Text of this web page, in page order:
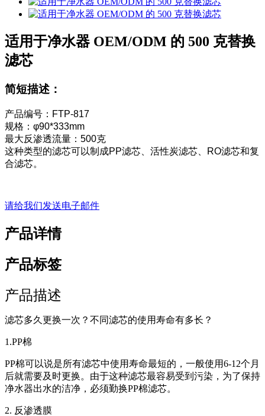
适用于净水器 OEM/ODM 的 500 克替换
滤芯
简短描述：
产品编号：FTP-817
规格：φ90*333mm
最大反渗透流量：500克
这种类型的滤芯可以制成PP滤芯、活性炭滤芯、RO滤芯和复
合滤芯。
请给我们发送电子邮件
产品详情
产品标签
产品描述
滤芯多久更换一次？不同滤芯的使用寿命有多长？
1.PP棉
PP棉可以说是所有滤芯中使用寿命最短的，一般使用6-12个月
后就需要及时更换。由于这种滤芯最容易受到污染，为了保持
净水器出水的洁净，必须勤换PP棉滤芯。
2. 反渗透膜